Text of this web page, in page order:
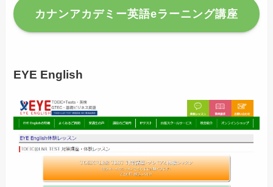
カナンアカデミー英語eラーニング講座
EYE English